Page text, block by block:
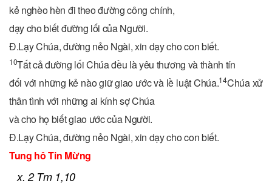
kẻ nghèo hèn đi theo đường công chính,
dạy cho biết đường lối của Người.
Đ.Lạy Chúa, đường nẻo Ngài, xin dạy cho con biết.
10Tất cả đường lối Chúa đều là yêu thương và thành tín
đối với những kẻ nào giữ giao ước và lề luật Chúa.14Chúa xử
thân tình với những ai kính sợ Chúa
và cho họ biết giao ước của Người.
Đ.Lạy Chúa, đường nẻo Ngài, xin dạy cho con biết.
Tung hô Tin Mừng
x. 2 Tm 1,10